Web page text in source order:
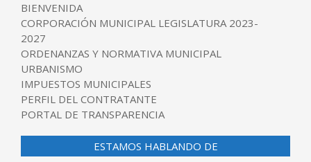
BIENVENIDA
CORPORACIÓN MUNICIPAL LEGISLATURA 2023-
2027
ORDENANZAS Y NORMATIVA MUNICIPAL
URBANISMO
IMPUESTOS MUNICIPALES
PERFIL DEL CONTRATANTE
PORTAL DE TRANSPARENCIA
ESTAMOS HABLANDO DE